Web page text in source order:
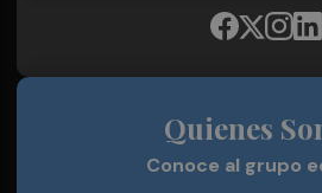
Quienes
Conoce al grupo